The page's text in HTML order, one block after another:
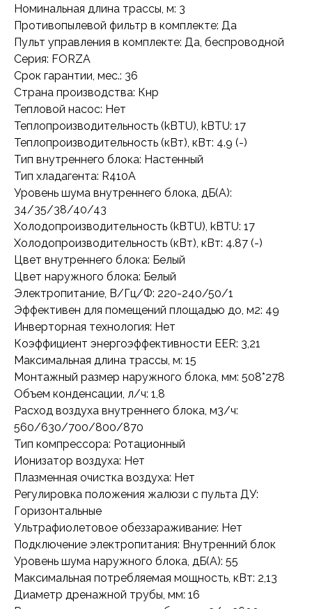
Номинальная длина трассы, м: 3
Противопылевой фильтр в комплекте: Да
Пульт управления в комплекте: Да, беспроводной
Серия: FORZA
Срок гарантии, мес.: 36
Страна производства: Кнр
Тепловой насос: Нет
Теплопроизводительность (kBTU), kBTU: 17
Теплопроизводительность (кВт), кВт: 4.9 (-)
Тип внутреннего блока: Настенный
Тип хладагента: R410A
Уровень шума внутреннего блока, дБ(А):
34/35/38/40/43
Холодопроизводительность (kBTU), kBTU: 17
Холодопроизводительность (кВт), кВт: 4.87 (-)
Цвет внутреннего блока: Белый
Цвет наружного блока: Белый
Электропитание, В/Гц/Ф: 220-240/50/1
Эффективен для помещений площадью до, м2: 49
Инверторная технология: Нет
Коэффициент энергоэффективности EER: 3,21
Максимальная длина трассы, м: 15
Монтажный размер наружного блока, мм: 508*278
Объем конденсации, л/ч: 1,8
Расход воздуха внутреннего блока, м3/ч:
560/630/700/800/870
Тип компрессора: Ротационный
Ионизатор воздуха: Нет
Плазменная очистка воздуха: Нет
Регулировка положения жалюзи с пульта ДУ:
Горизонтальные
Ультрафиолетовое обеззараживание: Нет
Подключение электропитания: Внутренний блок
Уровень шума наружного блока, дБ(А): 55
Максимальная потребляемая мощность, кВт: 2,13
Диаметр дренажной трубы, мм: 16